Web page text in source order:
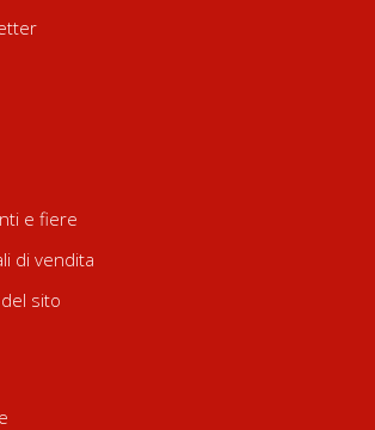
e fiere
di vendita
sito